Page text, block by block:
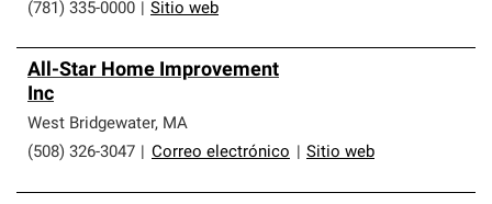
(781) 335-0000
Sitio web
All-Star Home Improvement
Inc
West Bridgewater, MA
(508) 326-3047
Correo electrónico Sitio web